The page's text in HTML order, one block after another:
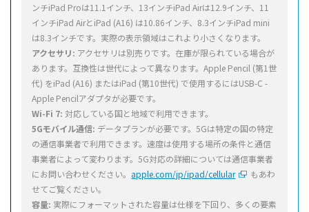
ンチiPad Proは11.1インチ、13インチiPad Airは12.9インチ、11
インチiPad AirとiPad (A16) は10.86インチ、8.3インチiPad mini
は8.3インチです。実際の表示領域はこれより小さくなります。
アクセサリ: アクセサリは別売りです。在庫が限られている場合が
あります。互換性は世代によって異なります。Apple Pencil (第1世
代) をiPad (A16) またはiPad (第10世代) で使用するにはUSB-C -
Apple Pencilアダプタが必要です。
Wi-Fi 7:対応している国と地域で利用できます。
5Gモバイル通信: データプランが必要です。5Gは特定の国の特定
の通信事業者で利用できます。速度は使用する場所の条件と通信
事業者によって変わります。5G対応の詳細については通信事業者
にお問い合わせください。 apple.com/jp/ipad/cellular
もあわ
せてご覧ください。
容量: 実際にフォーマットされた容量は仕様を下回り、多くの要素